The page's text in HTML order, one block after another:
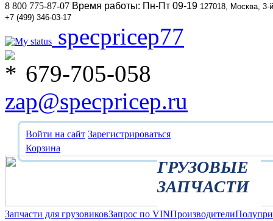
8 800 775-87-07 Время работы: Пн-Пт 09-19 127018, Москва,
+7 (499) 346-03-17
specpricep77
679-705-058
zap@specpricep.ru
Войти на сайт Зарегистрироваться
Корзина
ГРУЗОВЫЕ
ЗАПЧАСТИ
Запчасти для грузовиковЗапрос по VINПроизводители